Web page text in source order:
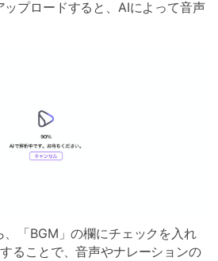
プロードすると、AIによって音声
「BGM」の欄にチェックを入れ
ることで、音声やナレーションの